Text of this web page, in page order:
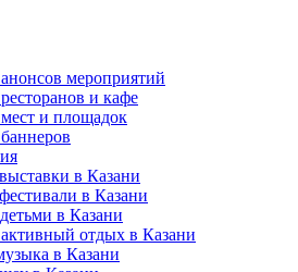
мероприятий
и кафе
и площадок
в Казани
в Казани
в Казани
отдых в Казани
в Казани